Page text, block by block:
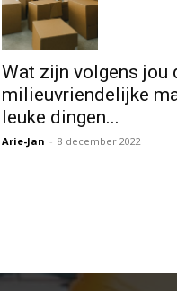
Wat zijn volgens jou
milieuvriendelijke
leuke dingen...
Arie-Jan - 8 december 2022